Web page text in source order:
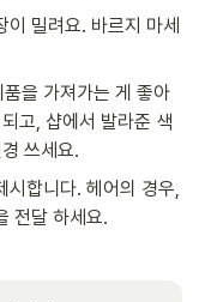
밀려요. 바르지 마세
을 가져가는 게 좋아
고, 샵에서 발라준 색
쓰세요.
시합니다. 헤어의 경우,
전달 하세요.